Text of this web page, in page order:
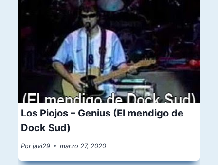
Los Piojos – Genius (El mendigo de
Dock Sud)
Por javi29 marzo 27, 2020